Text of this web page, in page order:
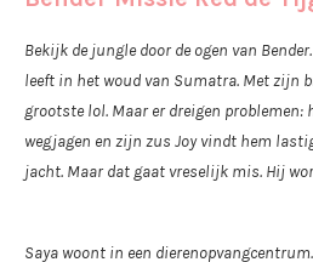
Bekijk de jungle door de ogen van
leeft in het woud van Sumatra. Met zijn
grootste lol. Maar er dreigen problemen:
wegjagen en zijn zus Joy vindt hem
jacht. Maar dat gaat vreselijk mis. Hij
Saya woont in een